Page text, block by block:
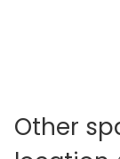
Other